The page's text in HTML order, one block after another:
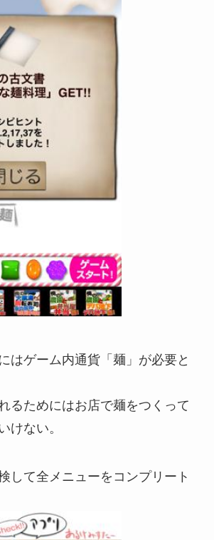
はゲーム内通貨「麺」が必要と
るためにはお店で麺をつくって
けない。
して全メニューをコンプリート